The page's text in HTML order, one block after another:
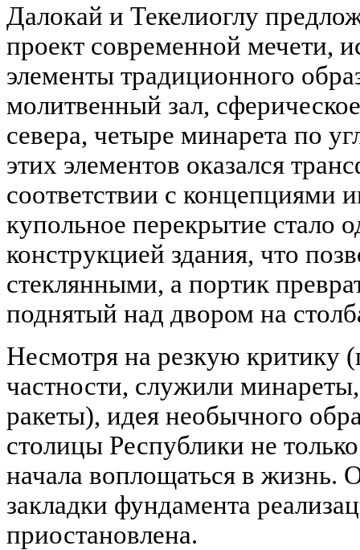
Далокай и Текелиоглу
проект современной мечети,
элементы традиционного
молитвенный зал,
севера, четыре минарета по
этих элементов оказался
соответствии с концепциями
купольное перекрытие стало
конструкцией здания, что
стеклянными, а портик
поднятый над двором на
Несмотря на резкую критику
частности, служили
ракеты), идея необычного
столицы Республики не
начала воплощаться в жизнь.
закладки фундамента
приостановлена.